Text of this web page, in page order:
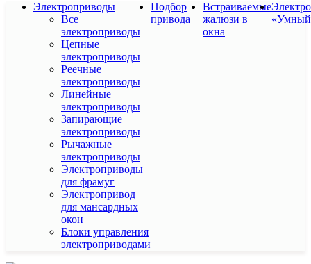
Электроприводы
Все
электроприводы
Цепные
электроприводы
Реечные
электроприводы
Линейные
электроприводы
Запирающие
электроприводы
Рычажные
электроприводы
Электроприводы
для фрамуг
Электропривод
для мансардных
окон
Блоки управления
электроприводами
Подбор
привода
Встраиваемые
жалюзи в
окна